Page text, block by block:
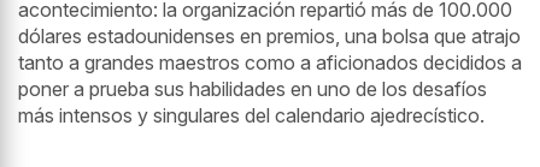
acontecimiento: la organización repartió más de 100.000
dólares estadounidenses en premios, una bolsa que atrajo
tanto a grandes maestros como a aficionados decididos a
poner a prueba sus habilidades en uno de los desafíos
más intensos y singulares del calendario ajedrecístico.